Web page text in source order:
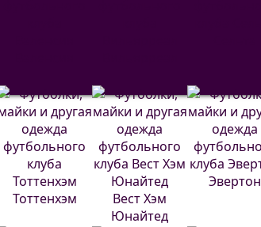
Тоттенхэм
Вест Хэм
Юнайтед
Эвертон